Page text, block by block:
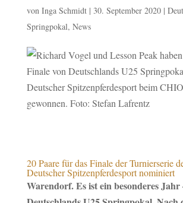
von Inga Schmidt| 30. September 2020|
Springpokal, News
20 Paare für das Finale der Turnierserie
Deutscher Spitzenpferdesport nominiert
Warendorf. Es ist ein besonderes